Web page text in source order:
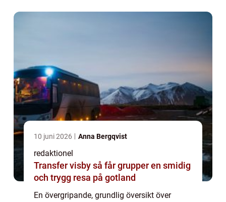
10 juni 2026 Anna Bergqvist
redaktionel
Transfer visby så får grupper en smidig
och trygg resa på gotland
En övergripande, grundlig översikt över